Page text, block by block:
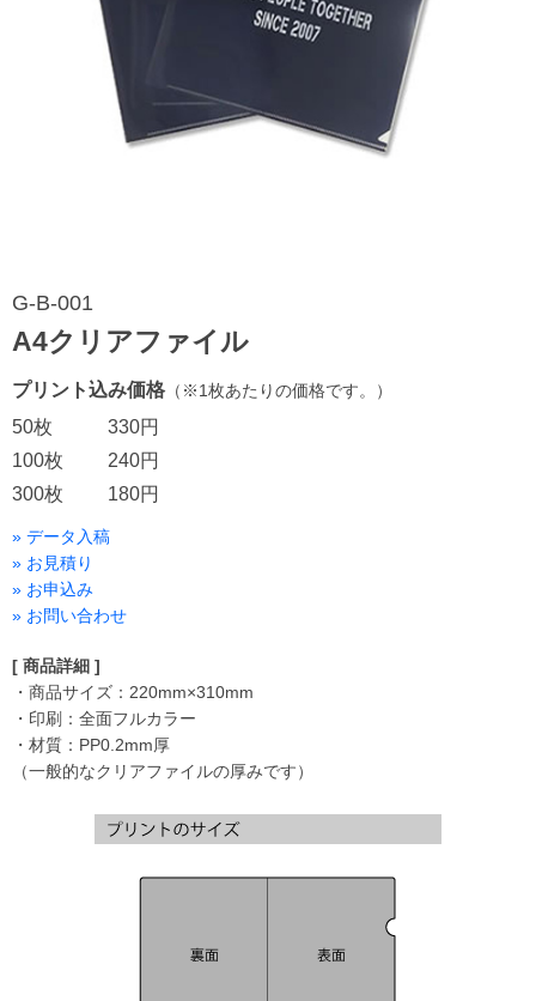
G-B-001
A4クリアファイル
プリント込み価格 （※1枚あたりの価格です。）
50枚
100枚
300枚
330円
240円
180円
» データ入稿
» お見積り
» お申込み
» お問い合わせ
[ 商品詳細 ]
・商品サイズ：220mm×310mm
・印刷：全面フルカラー
・材質：PP0.2mm厚
（一般的なクリアファイルの厚みです）